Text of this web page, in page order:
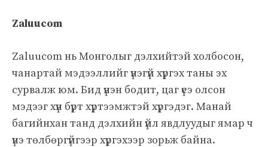
Zaluucom
Zaluucom нь Монголыг дэлхийтэй холбосон,
чанартай мэдээллийг үнэгүй хүргэх таны эх
сурвалж юм. Бид үнэн бодит, цаг үеэ олсон
мэдээг хүн бүрт хүртээмжтэй хүргэдэг. Манай
багийнхан танд дэлхийн үйл явдлуудыг ямар ч
үнэ төлбөргүйгээр хүргэхээр зорьж байна.